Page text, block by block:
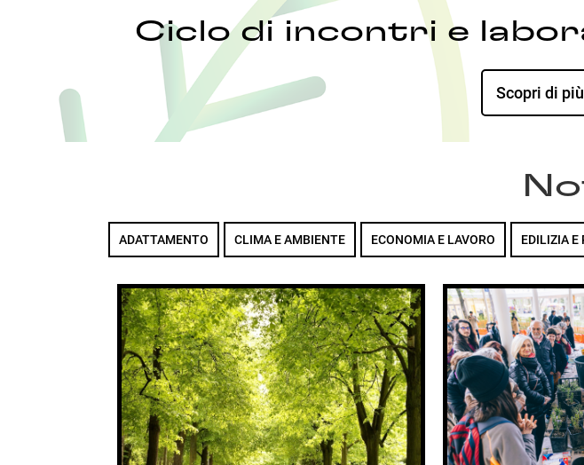
Ciclo di incontri e
Scopri di
ADATTAMENTO CLIMA E AMBIENTE ECONOMIA E LAVORO EDILIZIA E